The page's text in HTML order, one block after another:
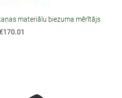
materiālu biezuma mērītājs